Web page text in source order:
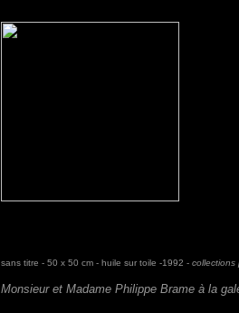
sans titre - 50 x 50 cm - huile sur toile -1992 - collections
Monsieur et Madame Philippe Brame à la